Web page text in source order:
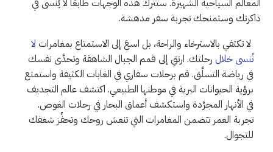
المعالم السياحية الشهيرة. ستترك هذه الوجهات طابعًا لا يُنسى في
ذاكرتك وستمنحك تجربة سفر مدهشة.
لا تكتفي بالاسترخاء والراحة، بل اسعَ إلى الاستمتاع بمغامرات لا
تُنسى خلال رحلتك. ارتقِ إلى قمم الجبال الشاهقة وتحدَّى نفسك
في رياضة التسلَّق. قم برحلات سفاري في الغابات الكثيفة واستمتع
برؤية الحيوانات البرية في موطنها الطبيعي. اكتشف عالم التجديف
في الأنهار المجرَّدة واستكشف أعماق البحار في رحلات الغوص.
تجربة العمر تتضمن المغامرات التي تنعش روحك وتحفِّز شغفك
للتجوال.